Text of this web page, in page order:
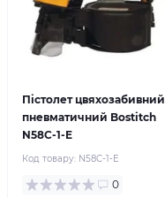
Пістолет цвяхозабивний
пневматичний Bostitch
N58C-1-E
Код товару: N58C-1-E
0